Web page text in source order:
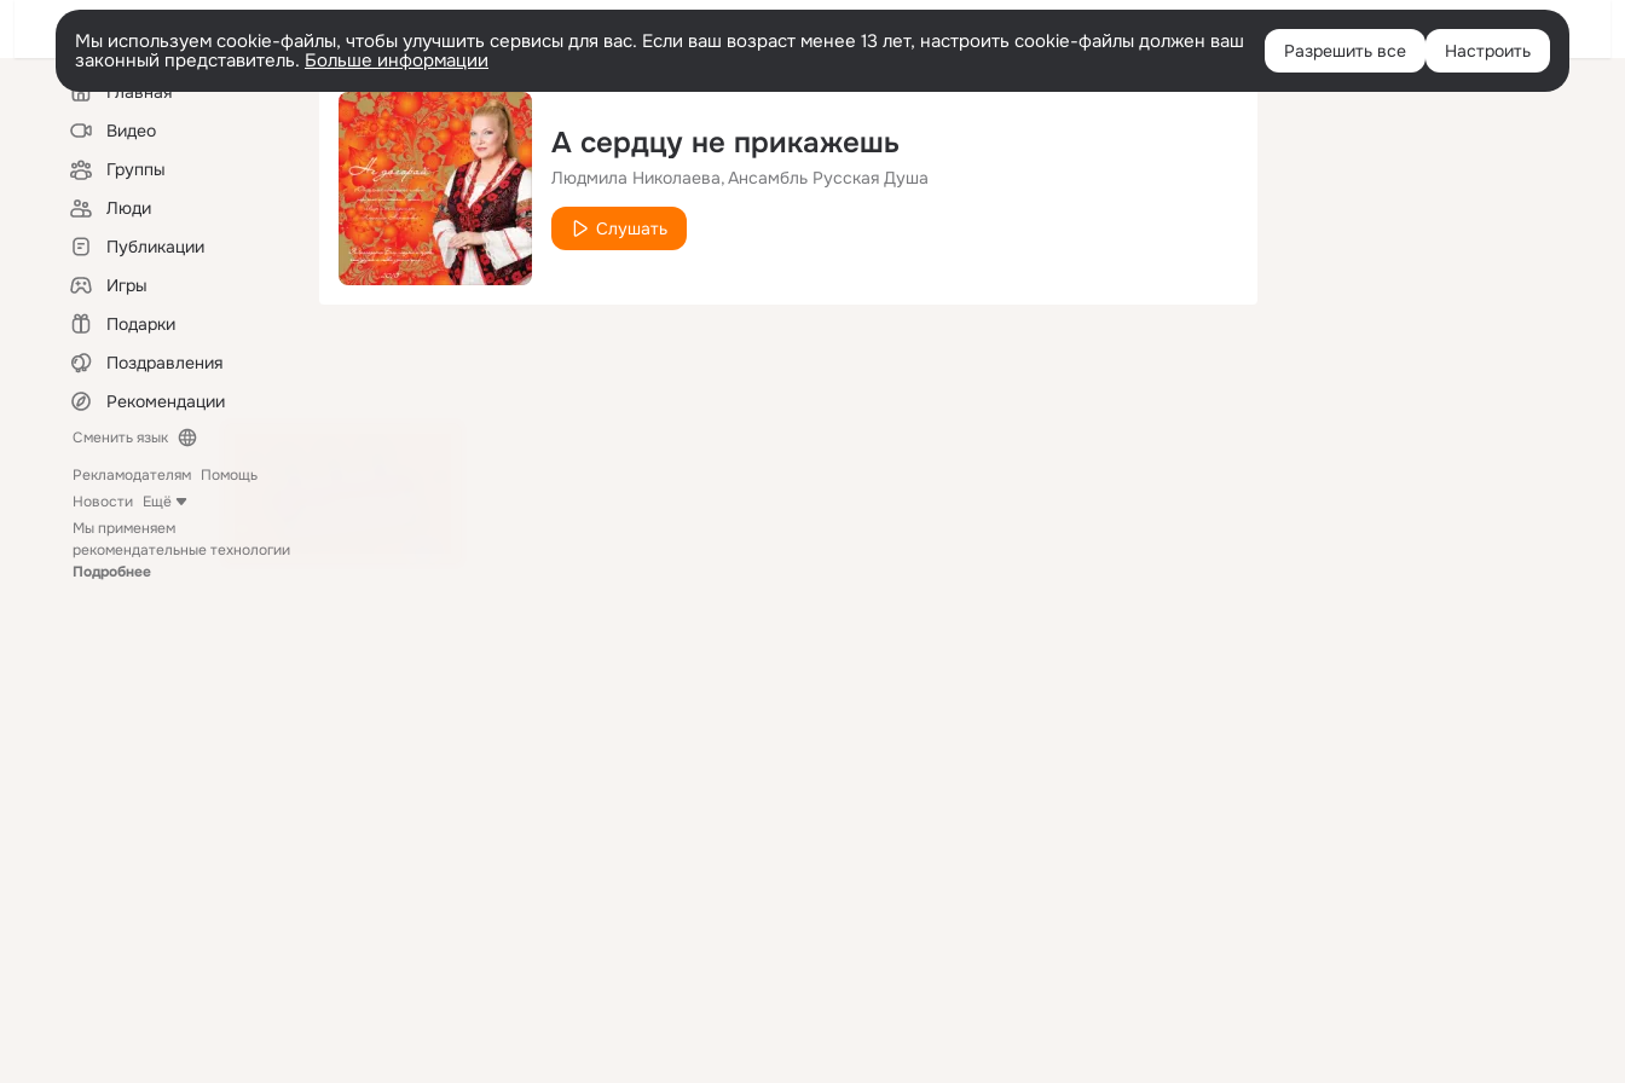
Войти
Мы используем cookie-файлы, чтобы улучшить сервисы для вас. Если ваш возраст менее 13 лет, настроить cookie-файлы должен ваш
законный представитель. Больше информации Разрешить все Настроить
Левая
колонкаГлавная
Видео
Группы
Люди
Публикации
Игры
Подарки
Поздравления
Рекомендации
Сменить язык
Рекламодателям Помощь
Новости Ещё
Мы применяем
рекомендательные технологии
Подробнее
А сердцу не прикажешь
Людмила Николаева Ансамбль Русская Душа
Слушать